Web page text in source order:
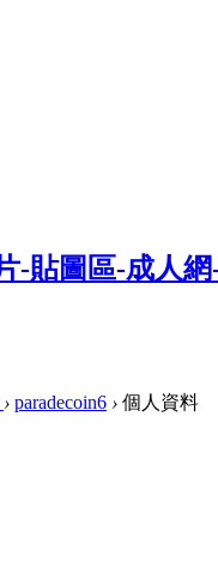
› paradecoin6 › 個人資料